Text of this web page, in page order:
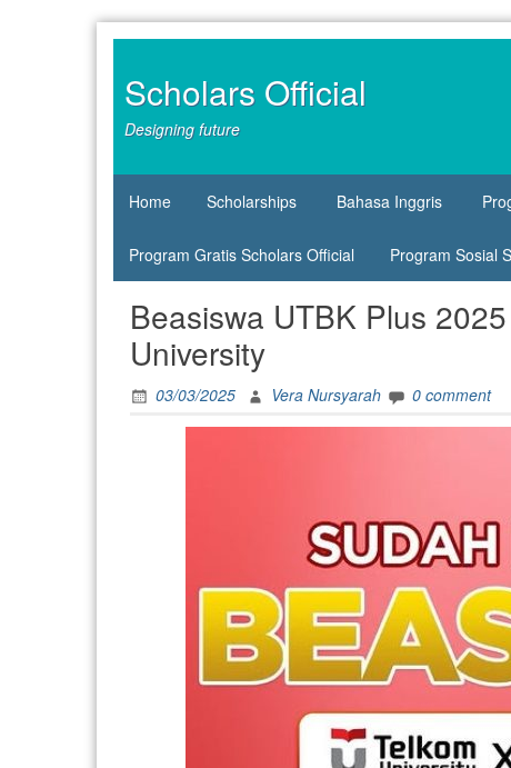
Scholars Official
Designing future
Home Scholarships Bahasa Inggris
Program Gratis Scholars Official Program Sosial
Beasiswa UTBK Plus
University
03/03/2025 Vera Nursyarah 0 comment